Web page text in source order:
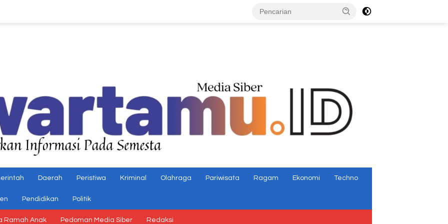
Daerah Peristiwa Kriminal Olahraga Pariwisata Ragam Ekonomi Techno
Pendidikan Politik
Ramah Anak Pedoman Media Siber Redaksi